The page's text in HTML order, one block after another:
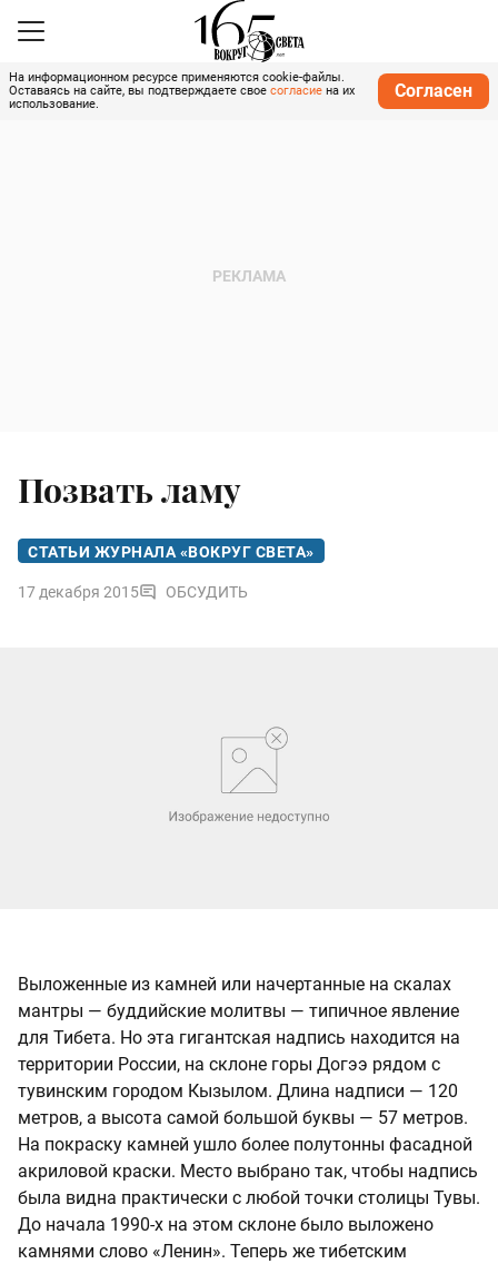
На информационном ресурсе применяются cookie-файлы.
Оставаясь на сайте, вы подтверждаете свое согласие на их
использование.
Согласен
Позвать ламу
СТАТЬИ ЖУРНАЛА «ВОКРУГ СВЕТА»
17 декабря 2015 ОБСУДИТЬ
Выложенные из камней или начертанные на скалах
мантры — буддийские молитвы — типичное явление
для Тибета. Но эта гигантская надпись находится на
территории России, на склоне горы Догээ рядом с
тувинским городом Кызылом. Длина надписи — 120
метров, а высота самой большой буквы — 57 метров.
На покраску камней ушло более полутонны фасадной
акриловой краски. Место выбрано так, чтобы надпись
была видна практически с любой точки столицы Тувы.
До начала 1990-х на этом склоне было выложено
камнями слово «Ленин». Теперь же тибетским